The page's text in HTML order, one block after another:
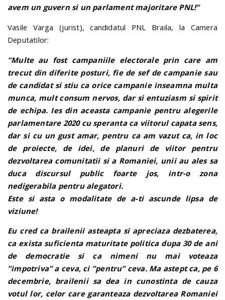
avem un guvern si un parlament majoritare PNL!”
Vasile Varga (jurist), candidatul PNL Braila, la Camera
Deputatilor:
”Multe au fost campaniile electorale prin care am
trecut din diferite posturi, fie de sef de campanie sau
de candidat si stiu ca orice campanie inseamna multa
munca, mult consum nervos, dar si entuziasm si spirit
de echipa. Ies din aceasta campanie pentru alegerile
parlamentare 2020 cu speranta ca viitorul capata sens,
dar si cu un gust amar, pentru ca am vazut ca, in loc
de proiecte, de idei, de planuri de viitor pentru
dezvoltarea comunitatii si a Romaniei, unii au ales sa
duca discursul public foarte jos, intr-o zona
nedigerabila pentru alegatori.
Este si asta o modalitate de a-ti ascunde lipsa de
viziune!
Eu cred ca brailenii asteapta si apreciaza dezbaterea,
ca exista suficienta maturitate politica dupa 30 de ani
de democratie si ca nimeni nu mai voteaza
”impotriva” a ceva, ci ”pentru” ceva. Ma astept ca, pe 6
decembrie, brailenii sa dea in cunostinta de cauza
votul lor, celor care garanteaza dezvoltarea Romaniei